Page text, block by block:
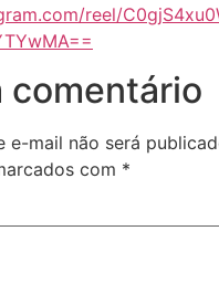
reel/
comentário
e-mail não será
com *